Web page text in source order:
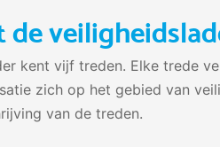
de
kent vijf treden. Elke trede
zich op het gebied van
van de treden.